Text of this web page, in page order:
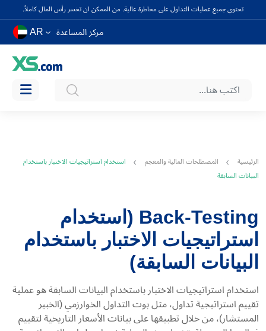
تحتوي جميع عمليات التداول على مخاطرة عالية. من الممكن ان تخسر رأس المال كاملاً.
مركز المساعدة AR
الرئيسية المصطلحات المالية والمعجم
استخدام استراتيجيات الاختبار باستخدام
البيانات السابقة
Back-Testing (استخدام
استراتيجيات الاختبار باستخدام
البيانات السابقة)
استخدام استراتيجيات الاختبار باستخدام البيانات السابقة هو عملية
تقييم استراتيجية تداول، مثل بوت التداول الخوارزمي (الخبير
المستشار)، من خلال تطبيقها على بيانات الأسعار التاريخية لتقييم